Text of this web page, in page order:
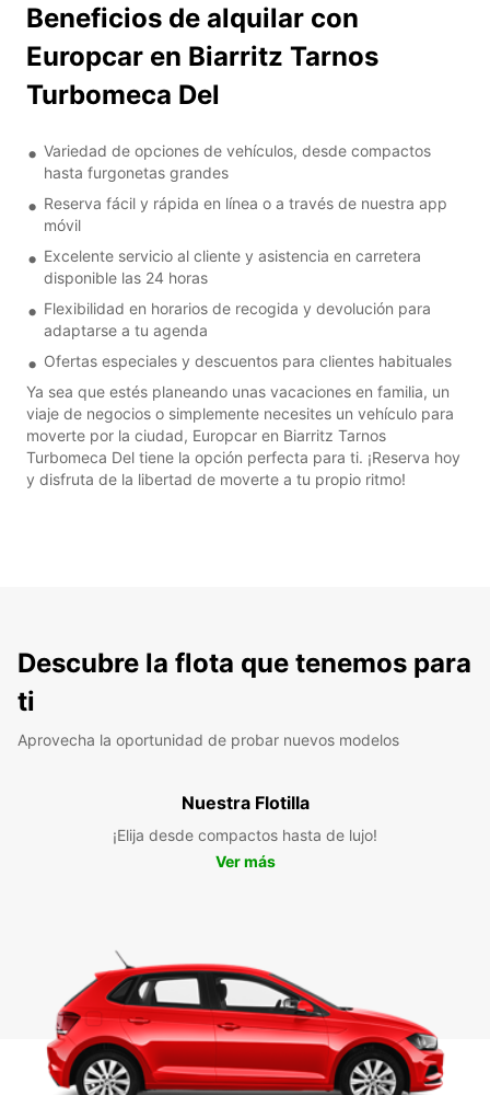
Beneficios de alquilar con
Europcar en Biarritz Tarnos
Turbomeca Del
Variedad de opciones de vehículos, desde compactos
hasta furgonetas grandes
Reserva fácil y rápida en línea o a través de nuestra app
móvil
Excelente servicio al cliente y asistencia en carretera
disponible las 24 horas
Flexibilidad en horarios de recogida y devolución para
adaptarse a tu agenda
Ofertas especiales y descuentos para clientes habituales
Ya sea que estés planeando unas vacaciones en familia, un
viaje de negocios o simplemente necesites un vehículo para
moverte por la ciudad, Europcar en Biarritz Tarnos
Turbomeca Del tiene la opción perfecta para ti. ¡Reserva hoy
y disfruta de la libertad de moverte a tu propio ritmo!
Descubre la flota que tenemos para
ti
Aprovecha la oportunidad de probar nuevos modelos
Nuestra Flotilla
¡Elija desde compactos hasta de lujo!
Ver más